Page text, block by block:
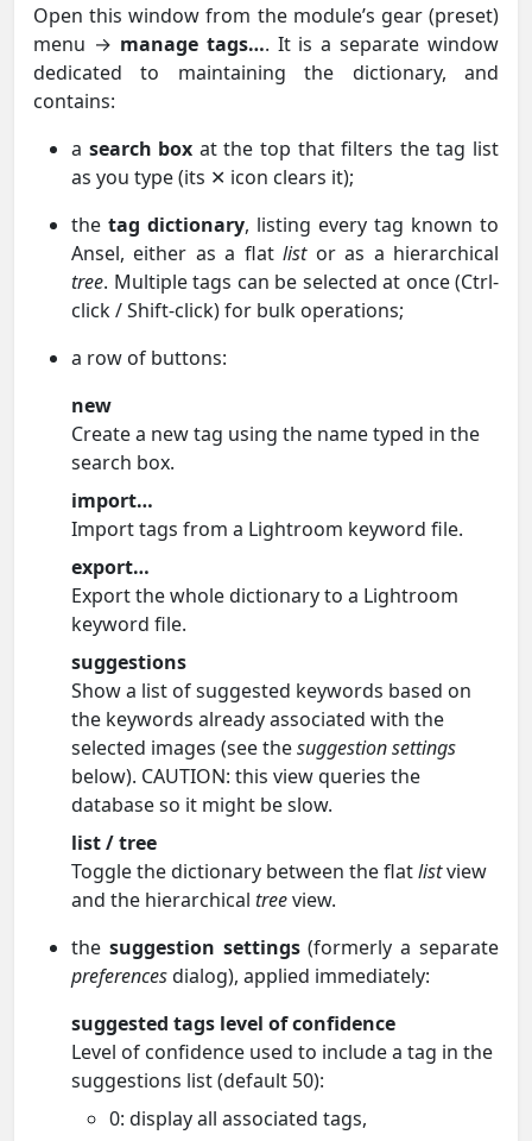
Open this window from the module’s gear (preset)
menu → manage tags…. It is a separate window
dedicated to maintaining the dictionary, and
contains:
a search box at the top that filters the tag list
as you type (its ✕ icon clears it);
the tag dictionary, listing every tag known to
Ansel, either as a flatlistor as a hierarchical
tree. Multiple tags can be selected at once (Ctrl-
click / Shift-click) for bulk operations;
a row of buttons:
new
Create a new tag using the name typed in the
search box.
import…
Import tags from a Lightroom keyword file.
export…
Export the whole dictionary to a Lightroom
keyword file.
suggestions
Show a list of suggested keywords based on
the keywords already associated with the
selected images (see thesuggestion settings
below). CAUTION: this view queries the
database so it might be slow.
list / tree
Toggle the dictionary between the flatlistview
and the hierarchical treeview.
the suggestion settings(formerly a separate
preferencesdialog), applied immediately:
suggested tags level of confidence
Level of confidence used to include a tag in the
suggestions list (default 50):
0: display all associated tags,